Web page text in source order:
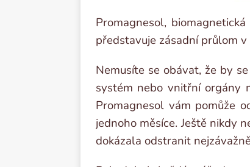
Promagnesol,
představuje zásadní průlom
Nemusíte se obávat, že by
systém nebo vnitřní orgány
Promagnesol vám pomůže
jednoho měsíce. Ještě nikdy
dokázala odstranit